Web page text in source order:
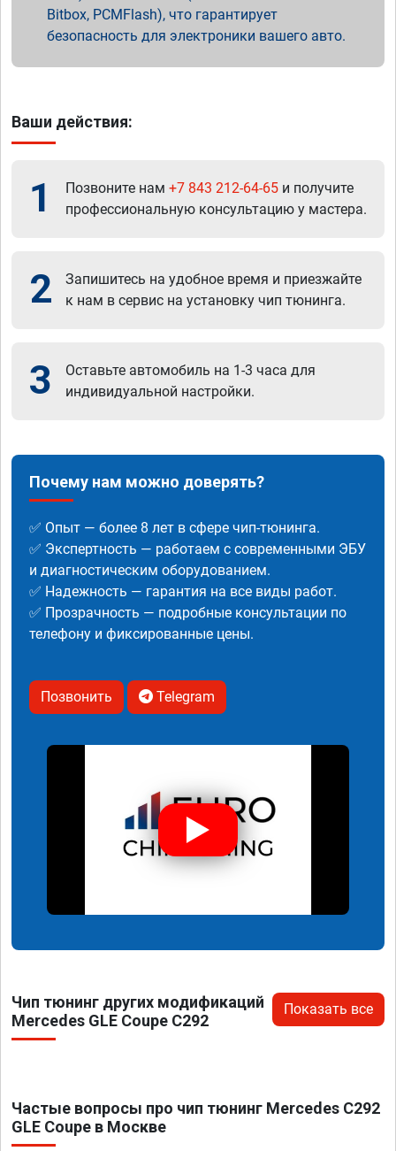
Bitbox, PCMFlash), что гарантирует
безопасность для электроники вашего авто.
Ваши действия:
1 Позвоните нам +7 843 212-64-65 и получите
профессиональную консультацию у мастера.
2
Запишитесь на удобное время и приезжайте
к нам в сервис на установку чип тюнинга.
3
Оставьте автомобиль на 1-3 часа для
индивидуальной настройки.
Почему нам можно доверять?
✅ Опыт — более 8 лет в сфере чип-тюнинга.
✅ Экспертность — работаем с современными ЭБУ
и диагностическим оборудованием.
✅ Надежность — гарантия на все виды работ.
✅ Прозрачность — подробные консультации по
телефону и фиксированные цены.
Позвонить Telegram
Чип тюнинг других модификаций
Mercedes GLE Coupe C292
Показать все
Частые вопросы про чип тюнинг Mercedes C292
GLE Coupe в Москве